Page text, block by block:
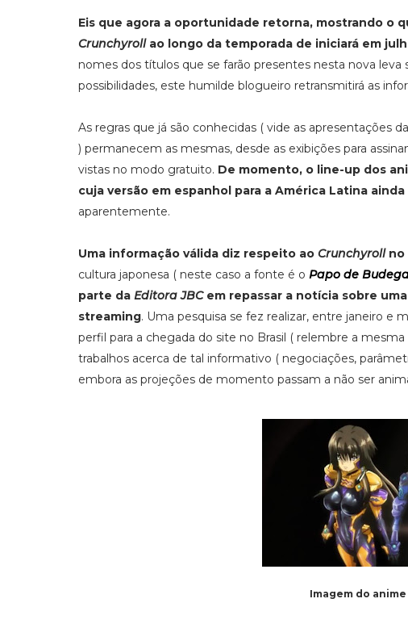
Eis que agora a oportunidade retorna, mostrando o
Crunchyrollao longo da temporada de iniciará em
nomes dos títulos que se farão presentes nesta nova
possibilidades, este humilde blogueiro retransmitirá as
As regras que já são conhecidas ( vide as apresentações
) permanecem as mesmas, desde as exibições para
vistas no modo gratuito. De momento, o line-up dos
cuja versão em espanhol para a América Latina
aparentemente.
Uma informação válida diz respeito ao Crunchyrollno
cultura japonesa ( neste caso a fonte é o Papo de
parte da Editora JBCem repassar a notícia sobre
streaming. Uma pesquisa se fez realizar, entre janeiro e
perfil para a chegada do site no Brasil ( relembre a mesma
trabalhos acerca de tal informativo ( negociações,
embora as projeções de momento passam a não ser
Imagem do anime